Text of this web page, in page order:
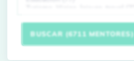
BUSCAR (6711 MENTORES)